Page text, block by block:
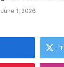
June 1, 2026